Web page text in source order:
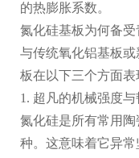
的热膨胀系数。
氮化硅基板为何备
与传统氧化铝基板
板在以下三个方面表
1. 超凡的机械强度与
氮化硅是所有常用
种。这意味着它异常